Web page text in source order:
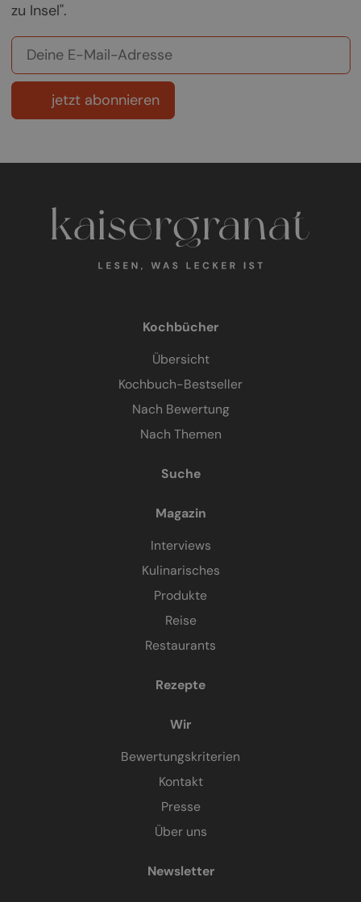
zu Insel".
jetzt abonnieren
Kochbücher
Übersicht
Kochbuch-Bestseller
Nach Bewertung
Nach Themen
Suche
Magazin
Interviews
Kulinarisches
Produkte
Reise
Restaurants
Rezepte
Wir
Bewertungskriterien
Kontakt
Presse
Über uns
Newsletter